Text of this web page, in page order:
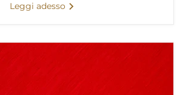
Leggi adesso